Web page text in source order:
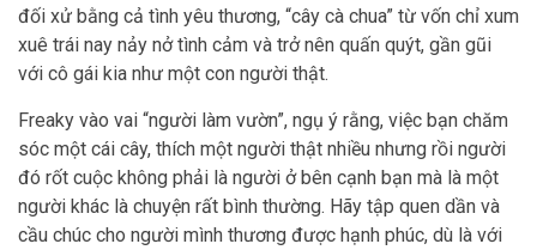
đối xử bằng cả tình yêu thương, “cây cà chua” từ vốn chỉ xum
xuê trái nay nảy nở tình cảm và trở nên quấn quýt, gần gũi
với cô gái kia như một con người thật.
Freaky vào vai “người làm vườn”, ngụ ý rằng, việc bạn chăm
sóc một cái cây, thích một người thật nhiều nhưng rồi người
đó rốt cuộc không phải là người ở bên cạnh bạn mà là một
người khác là chuyện rất bình thường. Hãy tập quen dần và
cầu chúc cho người mình thương được hạnh phúc, dù là với